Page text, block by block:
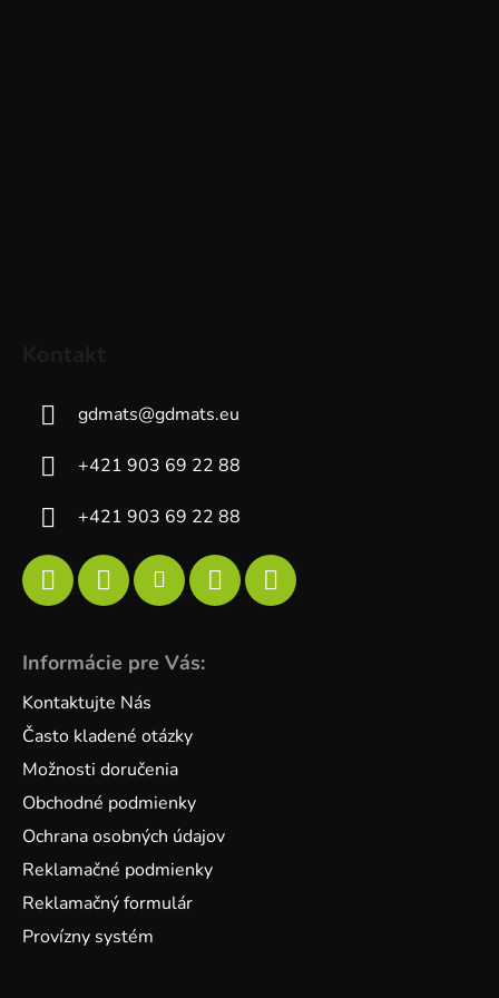
gdmats@gdmats.eu
+421 903 69 22 88
+421 903 69 22 88
Informácie pre Vás:
Kontaktujte Nás
Často kladené otázky
Možnosti doručenia
Obchodné podmienky
Ochrana osobných údajov
Reklamačné podmienky
Reklamačný formulár
Provízny systém